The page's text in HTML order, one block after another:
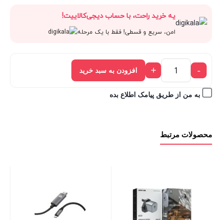
1,507,500 تومان.
1,675,000 تومان
بود.
فعلی:
1,507,500 تومان.
یه خرید راحت، با حساب دیجی‌کالاییت!
امن، سریع و قسطی! فقط با یک مرحله
-
+ افزودن به سبد خرید
به من از طریق پیامک اطلاع بده
محصولات مرتبط